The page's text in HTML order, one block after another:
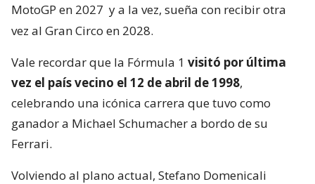
MotoGP en 2027 y a la vez, sueña con recibir otra
vez al Gran Circo en 2028.
Vale recordar que la Fórmula 1 visitó por última
vez el país vecino el 12 de abril de 1998,
celebrando una icónica carrera que tuvo como
ganador a Michael Schumacher a bordo de su
Ferrari.
Volviendo al plano actual, Stefano Domenicali